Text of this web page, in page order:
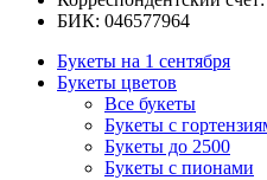
БИК: 046577964
Букеты на 1 сентября
Букеты цветов
Все букеты
Букеты с
Букеты до 2500
Букеты с пионами